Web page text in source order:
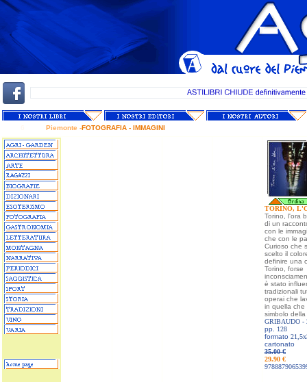
Piemonte -FOTOGRAFIA - IMMAGINI
TORINO,
Torino, l'ora
di un
con le
che con le
Curioso che
scelto il
definire una
Torino, forse
è stato
tradizionali
operai che
in quella che
simbolo
GRIBAUDO -
pp. 128
formato
cartonato
35.00 €
29.90 €